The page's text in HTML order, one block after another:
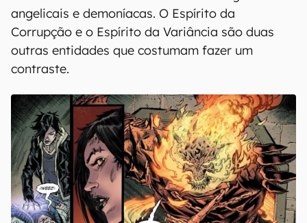
angelicais e demoníacas. O Espírito da
Corrupção e o Espírito da Variância são duas
outras entidades que costumam fazer um
contraste.